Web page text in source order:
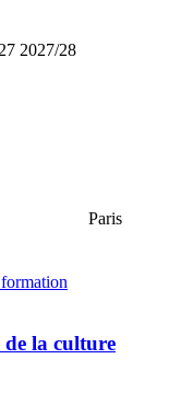
2027/28
Paris
la culture